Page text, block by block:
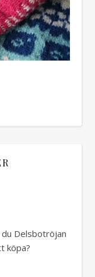
Delsbotröjan
köpa?